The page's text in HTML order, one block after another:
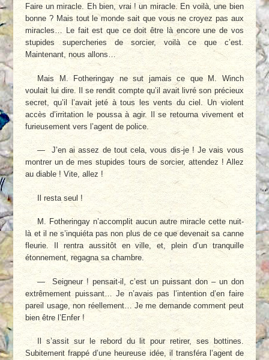
Faire un miracle. Eh bien, vrai ! un miracle. En voilà, une bien
bonne ? Mais tout le monde sait que vous ne croyez pas aux
mi­racles… Le fait est que ce doit être là encore une de vos
stupides supercheries de sorcier, voilà ce que c’est.
Maintenant, nous allons…
Mais M. Fotheringay ne sut jamais ce que M. Winch
voulait lui dire. Il se rendit compte qu’il avait livré son précieux
secret, qu’il l’avait jeté à tous les vents du ciel. Un violent
accès d’irritation le poussa à agir. Il se retourna vive­ment et
furieusement vers l’agent de police.
— J’en ai assez de tout cela, vous dis-je ! Je vais vous
montrer un de mes stupides tours de sorcier, attendez ! Allez
au diable ! Vite, al­lez !
Il resta seul !
M. Fotheringay n’accomplit aucun autre miracle cette nuit-
là et il ne s’inquiéta pas non plus de ce que devenait sa canne
fleurie. Il rentra aussitôt en ville, et, plein d’un tran­quille
étonnement, regagna sa chambre.
— Seigneur ! pensait-il, c’est un puissant don – un don
extrêmement puissant… Je n’avais pas l’intention d’en faire
pareil usage, non réellement… Je me demande comment peut
bien être l’Enfer !
Il s’assit sur le rebord du lit pour retirer, ses bottines.
Subitement frappé d’une heu­reuse idée, il transféra l’agent de